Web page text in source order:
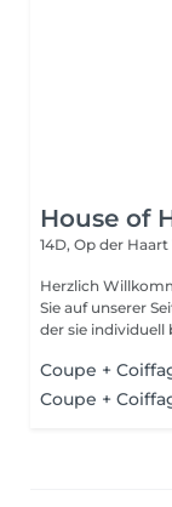
House of
14D, Op der Haart
Herzlich
Sie auf unserer
der sie individuell
Coupe +
Coupe +